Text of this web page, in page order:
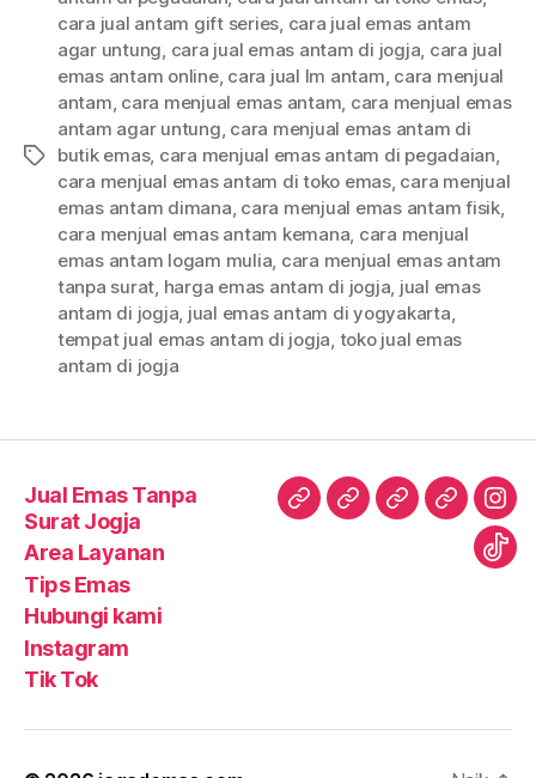
cara jual antam gift series, cara jual emas antam
agar untung, cara jual emas antam di jogja, cara jual
emas antam online, cara jual lm antam, cara menjual
antam, cara menjual emas antam, cara menjual emas
antam agar untung, cara menjual emas antam di
butik emas, cara menjual emas antam di pegadaian,
cara menjual emas antam di toko emas, cara menjual
emas antam dimana, cara menjual emas antam fisik,
cara menjual emas antam kemana, cara menjual
emas antam logam mulia, cara menjual emas antam
tanpa surat, harga emas antam di jogja, jual emas
antam di jogja, jual emas antam di yogyakarta,
tempat jual emas antam di jogja, toko jual emas
antam di jogja
Jual Emas Tanpa
Surat Jogja
Area Layanan
Tips Emas
Hubungi kami
Instagram
Tik Tok